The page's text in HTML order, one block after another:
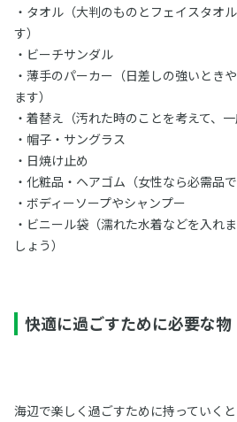
・タオル（大判のものとフェイスタオ
す）
・ビーチサンダル
・薄手のパーカー（日差しの強いとき
ます）
・着替え（汚れた時のことを考えて、
・帽子・サングラス
・日焼け止め
・化粧品・ヘアゴム（女性なら必需品で
・ボディーソープやシャンプー
・ビニール袋（濡れた水着などを入れ
しょう）
快適に過ごすために必要な物
海辺で楽しく過ごすために持っていく